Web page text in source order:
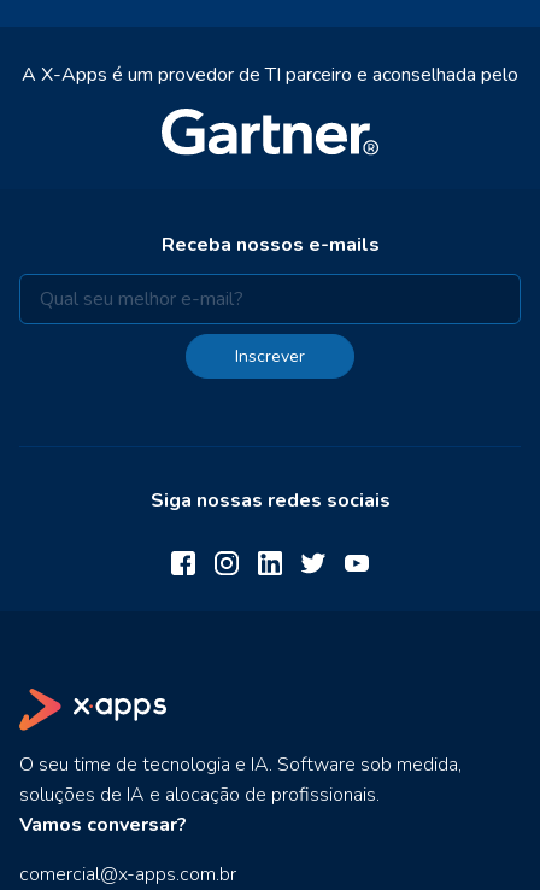
A X-Apps é um provedor de TI parceiro e aconselhada pelo
Receba nossos e-mails
Inscrever
Siga nossas redes sociais
O seu time de tecnologia e IA. Software sob medida,
soluções de IA e alocação de profissionais.
Vamos conversar?
comercial@x-apps.com.br